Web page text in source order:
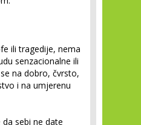
ili tragedije, nema
senzacionalne ili
na dobro, čvrsto,
i na umjerenu
sebi ne date